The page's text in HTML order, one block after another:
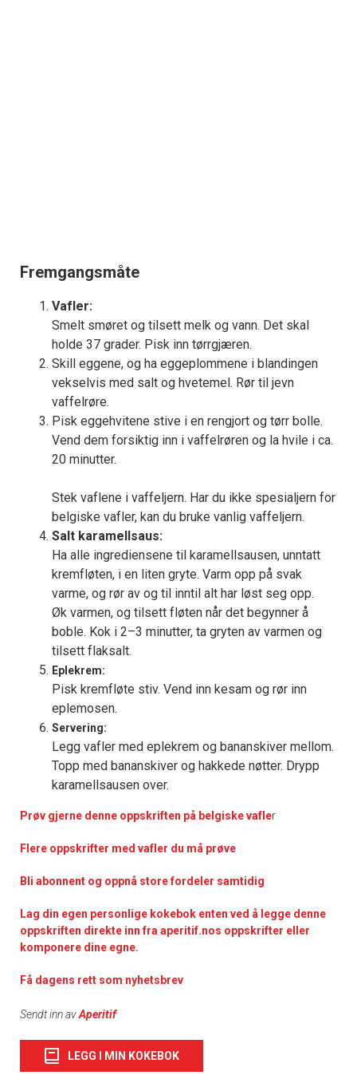
Fremgangsmåte
Vafler:
Smelt smøret og tilsett melk og vann. Det skal
holde 37 grader. Pisk inn tørrgjæren.
Skill eggene, og ha eggeplommene i blandingen
vekselvis med salt og hvetemel. Rør til jevn
vaffelrøre.
Pisk eggehvitene stive i en rengjort og tørr bolle.
Vend dem forsiktig inn i vaffelrøren og la hvile i ca.
20 minutter.
Stek vaflene i vaffeljern. Har du ikke spesialjern for
belgiske vafler, kan du bruke vanlig vaffeljern.
Salt karamellsaus:
Ha alle ingrediensene til karamellsausen, unntatt
kremfløten, i en liten gryte. Varm opp på svak
varme, og rør av og til inntil alt har løst seg opp.
Øk varmen, og tilsett fløten når det begynner å
boble. Kok i 2–3 minutter, ta gryten av varmen og
tilsett flaksalt.
Eplekrem:
Pisk kremfløte stiv. Vend inn kesam og rør inn
eplemosen.
Servering:
Legg vafler med eplekrem og bananskiver mellom.
Topp med bananskiver og hakkede nøtter. Drypp
karamellsausen over.
Prøv gjerne denne oppskriften på belgiske vafler
Flere oppskrifter med vafler du må prøve
Bli abonnent og oppnå store fordeler samtidig
Lag din egen personlige kokebok enten ved å legge denne
oppskriften direkte inn fra aperitif.nos oppskrifter eller
komponere dine egne.
Få dagens rett som nyhetsbrev
Sendt inn avAperitif
LEGG I MIN KOKEBOK